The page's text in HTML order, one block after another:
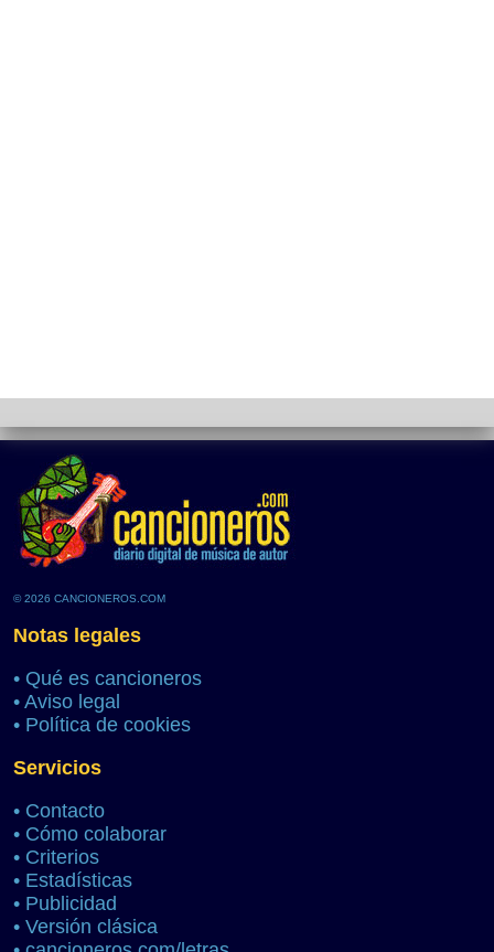
© 2026 CANCIONEROS.COM
Notas legales
• Qué es cancioneros
• Aviso legal
• Política de cookies
Servicios
• Contacto
• Cómo colaborar
• Criterios
• Estadísticas
• Publicidad
• Versión clásica